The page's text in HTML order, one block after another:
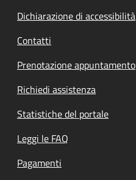
Dichiarazione di accessibilità
Contatti
Prenotazione appuntamento
Richiedi assistenza
Statistiche del portale
Leggi le FAQ
Pagamenti